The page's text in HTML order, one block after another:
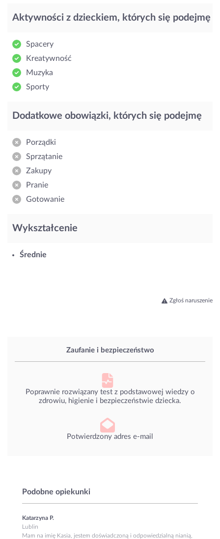
Zaufanie i bezpieczeństwo
Poprawnie rozwiązany test z podstawowej wiedzy o
zdrowiu, higienie i bezpieczeństwie dziecka.
Potwierdzony adres e-mail
Podobne opiekunki
Katarzyna P.
Lublin
Mam na imię Kasia, jestem doświadczoną i odpowiedzialną nianią,
Aktywności z dzieckiem, których się podejmę
Spacery
Kreatywność
Muzyka
Sporty
Dodatkowe obowiązki, których się podejmę
Porządki
Sprzątanie
Zakupy
Pranie
Gotowanie
Wykształcenie
Średnie
Zgłoś naruszenie